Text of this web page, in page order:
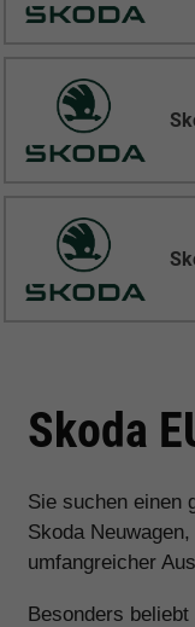
Skoda
Sie suchen einen
Skoda
umfangreicher
Besonders